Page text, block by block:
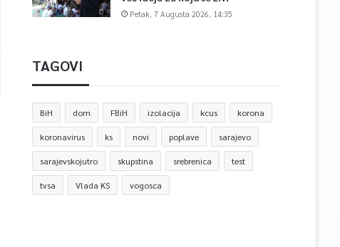
Petak, 7 Augusta 2026, 14:35
TAGOVI
BiH dom FBiH izolacija kcus korona
koronavirus ks novi poplave sarajevo
sarajevskojutro skupstina srebrenica test
tvsa Vlada KS vogosca